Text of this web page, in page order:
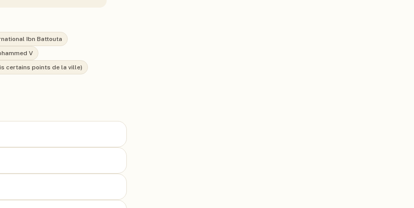
Ibn Battouta
V
certains points de la ville)